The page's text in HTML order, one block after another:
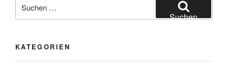
nach:
Suchen
KATEGORIEN